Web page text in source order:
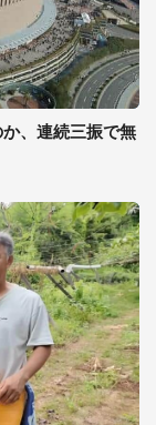
、連続三振で無